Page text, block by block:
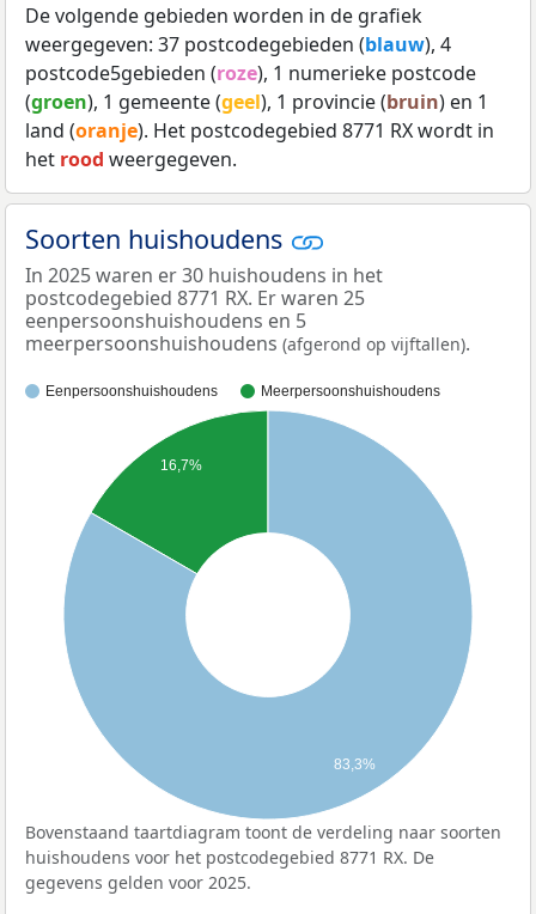
De volgende gebieden worden in de grafiek
weergegeven: 37 postcodegebieden (blauw), 4
postcode5gebieden (roze), 1 numerieke postcode
(groen), 1 gemeente (geel), 1 provincie (bruin) en 1
land (oranje). Het postcodegebied 8771 RX wordt in
het rood weergegeven.
Soorten huishoudens
In 2025 waren er 30 huishoudens in het
postcodegebied 8771 RX. Er waren 25
eenpersoonshuishoudens en 5
meerpersoonshuishoudens (afgerond op vijftallen).
Eenpersoonshuishoudens Meerpersoonshuishoudens
16,7%
83,3%
Bovenstaand taartdiagram toont de verdeling naar soorten
huishoudens voor het postcodegebied 8771 RX. De
gegevens gelden voor 2025.